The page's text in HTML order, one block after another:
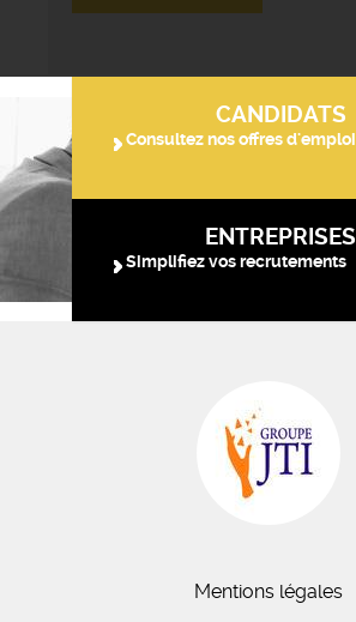
CANDIDATS
Consultez nos offres d'emploi
ENTREPRISES
Simplifiez vos recrutements
Mentions légales